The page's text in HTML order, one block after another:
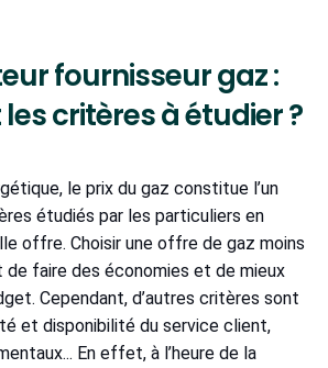
fournisseur gaz :
critères à étudier ?
le prix du gaz constitue l’un
étudiés par les particuliers en
offre. Choisir une offre de gaz moins
de faire des économies et de mieux
Cependant, d’autres critères sont
et disponibilité du service client,
En effet, à l’heure de la